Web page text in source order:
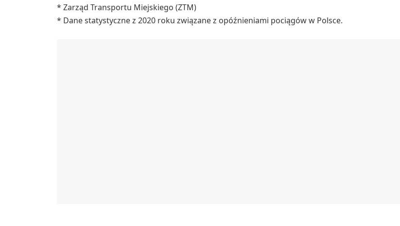
* Zarząd Transportu Miejskiego (ZTM)
* Dane statystyczne z 2020 roku związane z opóźnieniami pociągów w Polsce.